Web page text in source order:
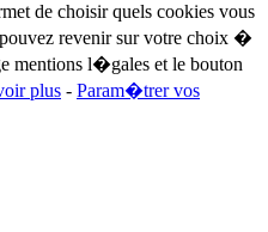
de choisir quels cookies vous
revenir sur votre choix �
mentions l�gales et le bouton
plus - Param�trer vos